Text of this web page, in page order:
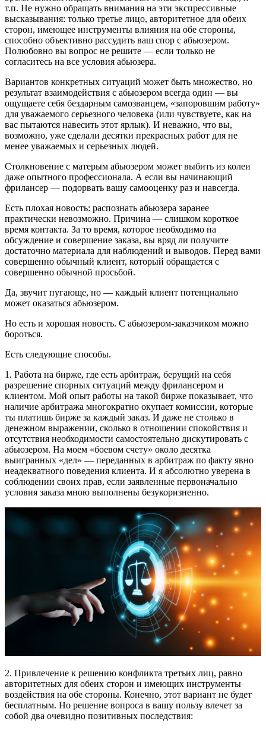
т.п. Не нужно обращать внимания на эти экспрессивные
высказывания: только третье лицо, авторитетное для обеих
сторон, имеющее инструменты влияния на обе стороны,
способно объективно рассудить ваш спор с абьюзером.
Полюбовно вы вопрос не решите — если только не
согласитесь на все условия абьюзера.
Вариантов конкретных ситуаций может быть множество, но
результат взаимодействия с абьюзером всегда один — вы
ощущаете себя бездарным самозванцем, «запоровшим работу»
для уважаемого серьезного человека (или чувствуете, как на
вас пытаются навесить этот ярлык). И неважно, что вы,
возможно, уже сделали десятки прекрасных работ для не
менее уважаемых и серьезных людей.
Столкновение с матерым абьюзером может выбить из колеи
даже опытного профессионала. А если вы начинающий
фрилансер — подорвать вашу самооценку раз и навсегда.
Есть плохая новость: распознать абьюзера заранее
практически невозможно. Причина — слишком короткое
время контакта. За то время, которое необходимо на
обсуждение и совершение заказа, вы вряд ли получите
достаточно материала для наблюдений и выводов. Перед вами
совершенно обычный клиент, который обращается с
совершенно обычной просьбой.
Да, звучит пугающе, но — каждый клиент потенциально
может оказаться абьюзером.
Но есть и хорошая новость. С абьюзером-заказчиком можно
бороться.
Есть следующие способы.
1. Работа на бирже, где есть арбитраж, берущий на себя
разрешение спорных ситуаций между фрилансером и
клиентом. Мой опыт работы на такой бирже показывает, что
наличие арбитража многократно окупает комиссии, которые
ты платишь бирже за каждый заказ. И даже не столько в
денежном выражении, сколько в отношении спокойствия и
отсутствия необходимости самостоятельно дискутировать с
абьюзером. На моем «боевом счету» около десятка
выигранных «дел» — переданных в арбитраж по факту явно
неадекватного поведения клиента. И я абсолютно уверена в
соблюдении своих прав, если заявленные первоначально
условия заказа мною выполнены безукоризненно.
2. Привлечение к решению конфликта третьих лиц, равно
авторитетных для обеих сторон и имеющих инструменты
воздействия на обе стороны. Конечно, этот вариант не будет
бесплатным. Но решение вопроса в вашу пользу влечет за
собой два очевидно позитивных последствия: